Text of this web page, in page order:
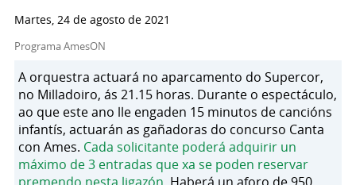
Martes, 24 de agosto de 2021
Programa AmesON
A orquestra actuará no aparcamento do Supercor,
no Milladoiro, ás 21.15 horas. Durante o espectáculo,
ao que este ano lle engaden 15 minutos de cancións
infantís, actuarán as gañadoras do concurso Canta
con Ames. Cada solicitante poderá adquirir un
máximo de 3 entradas que xa se poden reservar